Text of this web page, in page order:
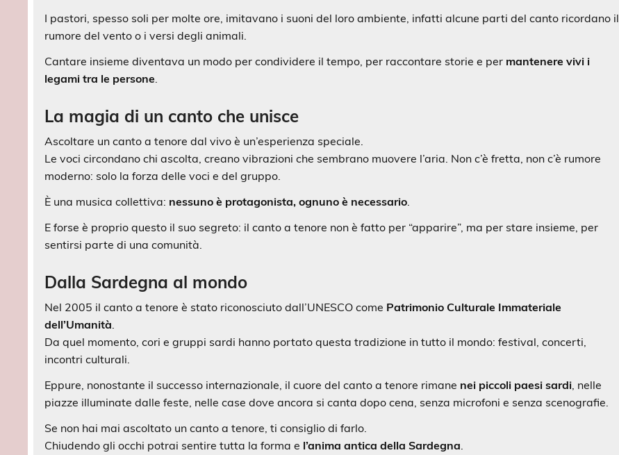
I pastori, spesso soli per molte ore, imitavano i suoni del loro ambiente, infatti alcune parti del canto ricordano il
rumore del vento o i versi degli animali.
Cantare insieme diventava un modo per condividere il tempo, per raccontare storie e per mantenere vivi i
legami tra le persone
La magia di un canto che unisce
Ascoltare un canto a tenore dal vivo è un’esperienza speciale.
Le voci circondano chi ascolta, creano vibrazioni che sembrano muovere l’aria. Non c’è fretta, non c’è rumore
moderno: solo la forza delle voci e del gruppo.
È una musica collettiva: nessuno è protagonista, ognuno è necessario
E forse è proprio questo il suo segreto: il canto a tenore non è fatto per “apparire”, ma per stare insieme, per
sentirsi parte di una comunità.
Dalla Sardegna al mondo
Nel 2005 il canto a tenore è stato riconosciuto dall’UNESCO come Patrimonio Culturale Immateriale
dell’Umanità
Da quel momento, cori e gruppi sardi hanno portato questa tradizione in tutto il mondo: festival, concerti,
incontri culturali.
Eppure, nonostante il successo internazionale, il cuore del canto a tenore rimane nei piccoli paesi sardi , nelle
piazze illuminate dalle feste, nelle case dove ancora si canta dopo cena, senza microfoni e senza scenografie.
Se non hai mai ascoltato un canto a tenore, ti consiglio di farlo.
Chiudendo gli occhi potrai sentire tutta la forma e l’anima antica della Sardegna